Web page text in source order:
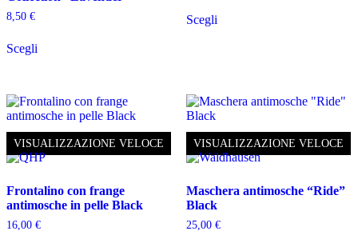
8,50 €
Scegliprodotto
Le
opzioni
possono
essere
scelte
pagina
del
prodotto
Scegliprodotto
possono
scelte
nella
pagina
prodotto
VISUALIZZAZIONE VELOCE
Frontalino con frange
antimosche in pelle Black
16,00 €
VISUALIZZAZIONE VELOCE
Maschera antimosche “Ride”
Black
25,00 €